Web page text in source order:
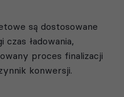
są dostosowane
czas ładowania,
proces finalizacji
konwersji.